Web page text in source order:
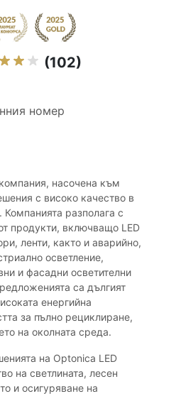
(102)
номер
насочена към
с високо качество в
Компанията разполага с
продукти, включващо LED
ленти, както и аварийно,
осветление,
и фасадни осветителни
са дългият
енергийна
за пълно рециклиране,
на околната среда.
на Optonica LED
на светлината, лесен
и осигуряване на